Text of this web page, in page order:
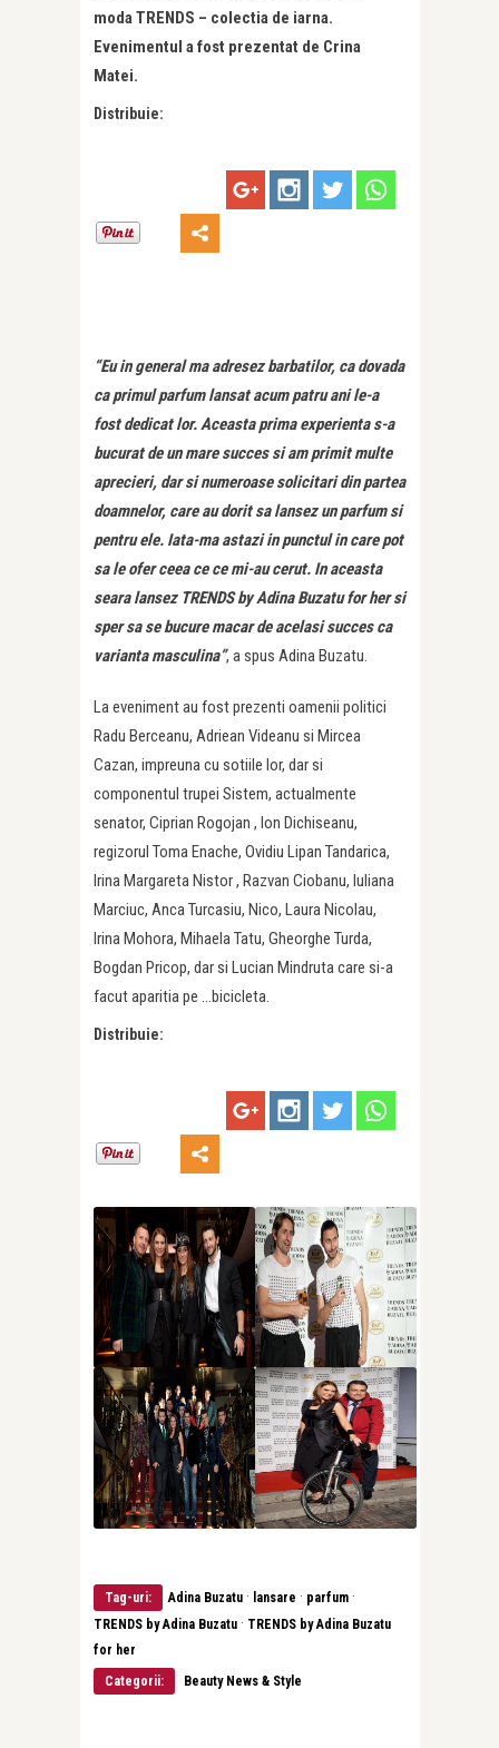
moda TRENDS – colectia de iarna.
Evenimentul a fost prezentat de Crina
Matei.
Distribuie:
“Eu in general ma adresez barbatilor, ca dovada
ca primul parfum lansat acum patru ani le-a
fost dedicat lor. Aceasta prima experienta s-a
bucurat de un mare succes si am primit multe
aprecieri, dar si numeroase solicitari din partea
doamnelor, care au dorit sa lansez un parfum si
pentru ele. Iata-ma astazi in punctul in care pot
sa le ofer ceea ce ce mi-au cerut. In aceasta
seara lansez TRENDS by Adina Buzatu for her si
sper sa se bucure macar de acelasi succes ca
varianta masculina”, a spus Adina Buzatu.
La eveniment au fost prezenti oamenii politici
Radu Berceanu, Adriean Videanu si Mircea
Cazan, impreuna cu sotiile lor, dar si
componentul trupei Sistem, actualmente
senator, Ciprian Rogojan , Ion Dichiseanu,
regizorul Toma Enache, Ovidiu Lipan Tandarica,
Irina Margareta Nistor , Razvan Ciobanu, Iuliana
Marciuc, Anca Turcasiu, Nico, Laura Nicolau,
Irina Mohora, Mihaela Tatu, Gheorghe Turda,
Bogdan Pricop, dar si Lucian Mindruta care si-a
facut aparitia pe …bicicleta.
Distribuie:
Tag-uri: Adina Buzatu · lansare · parfum ·
TRENDS by Adina Buzatu · TRENDS by Adina Buzatu
for her
Categorii:
Beauty News & Style